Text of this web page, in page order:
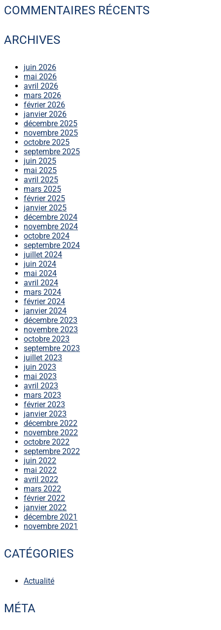
COMMENTAIRES RÉCENTS
ARCHIVES
juin 2026
mai 2026
avril 2026
mars 2026
février 2026
janvier 2026
décembre 2025
novembre 2025
octobre 2025
septembre 2025
juin 2025
mai 2025
avril 2025
mars 2025
février 2025
janvier 2025
décembre 2024
novembre 2024
octobre 2024
septembre 2024
juillet 2024
juin 2024
mai 2024
avril 2024
mars 2024
février 2024
janvier 2024
décembre 2023
novembre 2023
octobre 2023
septembre 2023
juillet 2023
juin 2023
mai 2023
avril 2023
mars 2023
février 2023
janvier 2023
décembre 2022
novembre 2022
octobre 2022
septembre 2022
juin 2022
mai 2022
avril 2022
mars 2022
février 2022
janvier 2022
décembre 2021
novembre 2021
CATÉGORIES
Actualité
MÉTA